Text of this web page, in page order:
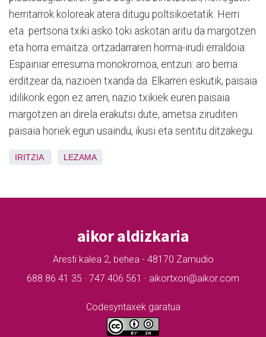
herritarrok koloreak atera ditugu poltsikoetatik. Herri
eta pertsona txiki asko toki askotan aritu da margotzen
eta horra emaitza: ortzadarraren horma-irudi erraldoia.
Espainiar erresuma monokromoa, entzun: aro berria
erditzear da, nazioen txanda da. Elkarren eskutik, paisaia
idilikorik egon ez arren, nazio txikiek euren paisaia
margotzen ari direla erakutsi dute, ametsa ziruditen
paisaia horiek egun usaindu, ikusi eta sentitu ditzakegu.
IRITZIA LEZAMA
aikor aldizkaria
Aresti kalea 2, behea - 48170 Zamudio
688 86 41 35 · 747 406 561 · aikortxori@aikor.com
Codesyntaxek garatua